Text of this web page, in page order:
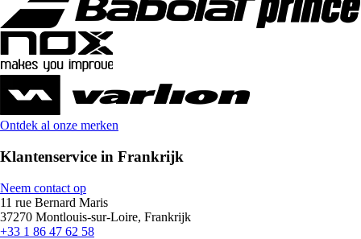
Ontdek al onze merken
Klantenservice in Frankrijk
Neem contact op
11 rue Bernard Maris
37270 Montlouis-sur-Loire, Frankrijk
+33 1 86 47 62 58